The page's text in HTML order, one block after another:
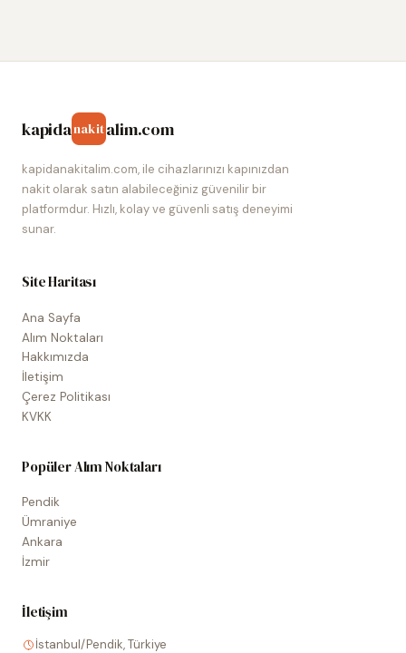
kapidanakitalim.com
kapidanakitalim.com, ile cihazlarınızı kapınızdan
nakit olarak satın alabileceğiniz güvenilir bir
platformdur. Hızlı, kolay ve güvenli satış deneyimi
sunar.
Site Haritası
Ana Sayfa
Alım Noktaları
Hakkımızda
İletişim
Çerez Politikası
KVKK
Popüler Alım Noktaları
Pendik
Ümraniye
Ankara
İzmir
İletişim
İstanbul/Pendik, Türkiye